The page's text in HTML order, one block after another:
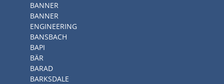
BANNER
BANNER
ENGINEERING
BANSBACH
BAPI
BÄR
BARAD
BARKSDALE